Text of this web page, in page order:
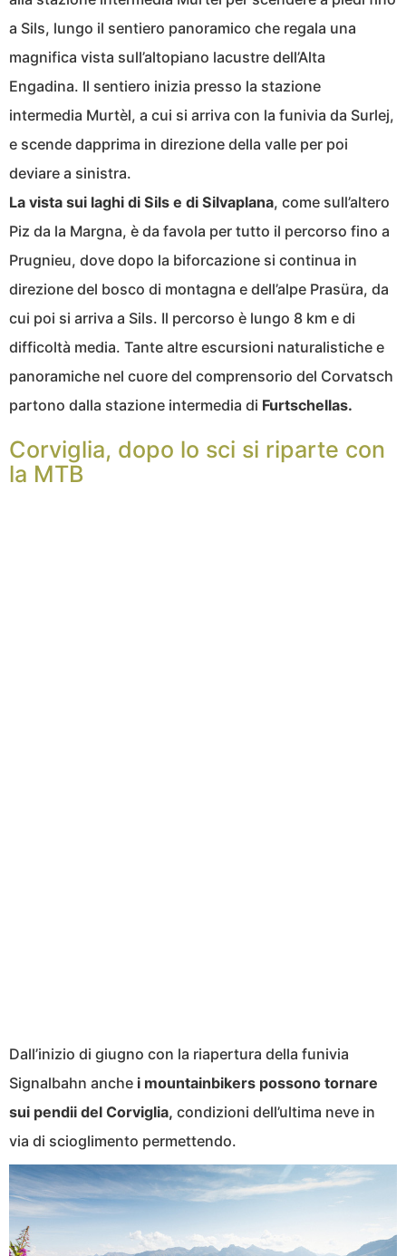
a Sils, lungo il sentiero panoramico che regala una
magnifica vista sull’altopiano lacustre dell’Alta
Engadina. Il sentiero inizia presso la stazione
intermedia Murtèl, a cui si arriva con la funivia da Surlej,
e scende dapprima in direzione della valle per poi
deviare a sinistra.
La vista sui laghi di Sils e di Silvaplana, come sull’altero
Piz da la Margna, è da favola per tutto il percorso fino a
Prugnieu, dove dopo la biforcazione si continua in
direzione del bosco di montagna e dell’alpe Prasüra, da
cui poi si arriva a Sils. Il percorso è lungo 8 km e di
difficoltà media. Tante altre escursioni naturalistiche e
panoramiche nel cuore del comprensorio del Corvatsch
partono dalla stazione intermedia di Furtschellas.
Corviglia, dopo lo sci si riparte con
la MTB
Dall’inizio di giugno con la riapertura della funivia
Signalbahn anche i mountainbikers possono tornare
sui pendii del Corviglia, condizioni dell’ultima neve in
via di scioglimento permettendo.